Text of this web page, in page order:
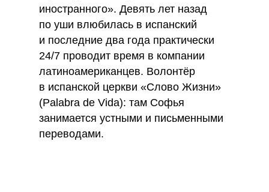
иностранного». Девять лет назад
по уши влюбилась в испанский
и последние два года практически
24/7 проводит время в компании
латиноамериканцев. Волонтёр
в испанской церкви «Слово Жизни»
(Palabra de Vida): там Софья
занимается устными и письменными
переводами.